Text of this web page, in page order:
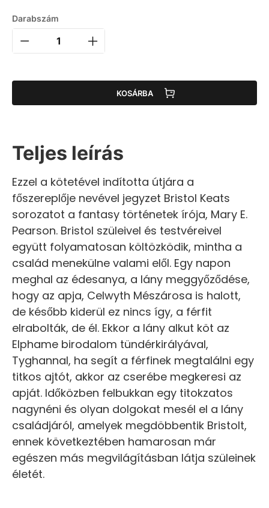
Darabszám
KOSÁRBA
Teljes leírás
Ezzel a kötetével indította útjára a
főszereplője nevével jegyzet Bristol Keats
sorozatot a fantasy történetek írója, Mary E.
Pearson. Bristol szüleivel és testvéreivel
együtt folyamatosan költözködik, mintha a
család menekülne valami elől. Egy napon
meghal az édesanya, a lány meggyőződése,
hogy az apja, Celwyth Mészárosa is halott,
de később kiderül ez nincs így, a férfit
elrabolták, de él. Ekkor a lány alkut köt az
Elphame birodalom tündérkirályával,
Tyghannal, ha segít a férfinek megtalálni egy
titkos ajtót, akkor az cserébe megkeresi az
apját. Időközben felbukkan egy titokzatos
nagynéni és olyan dolgokat mesél el a lány
családjáról, amelyek megdöbbentik Bristolt,
ennek következtében hamarosan már
egészen más megvilágításban látja szüleinek
életét.